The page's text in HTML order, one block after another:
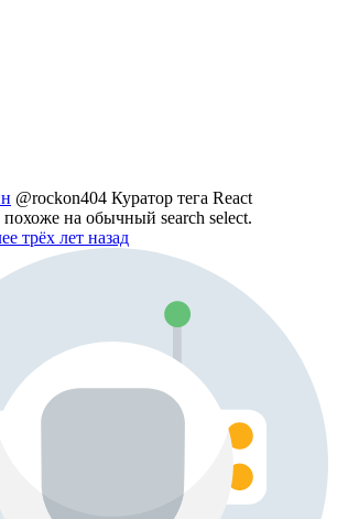
@rockon404 Куратор тега React
на обычный search select.
трёх лет назад